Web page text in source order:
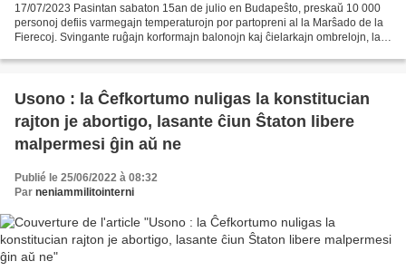
17/07/2023 Pasintan sabaton 15an de julio en Budapeŝto, preskaŭ 10 000
personoj defiis varmegajn temperaturojn por partopreni al la Marŝado de la
Fierecoj. Svingante ruĝajn korformajn balonojn kaj ĉielarkajn ombrelojn, la
Usono : la Ĉefkortumo nuligas la konstitucian
rajton je abortigo, lasante ĉiun Ŝtaton libere
malpermesi ĝin aŭ ne
Publié le 25/06/2022 à 08:32
Par neniammilitointerni